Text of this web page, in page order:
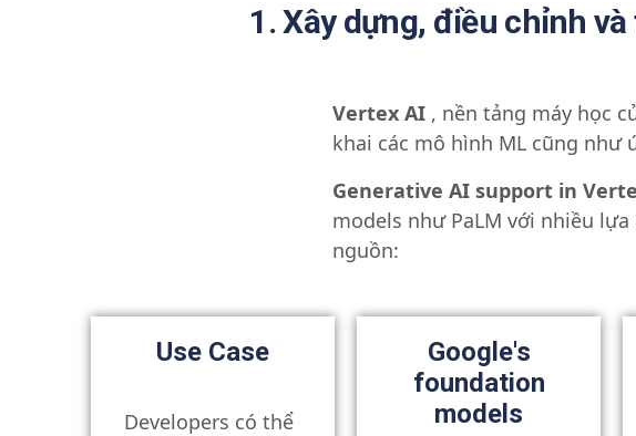
1. Xây dựng, điều chỉnh
Vertex AI , nền tảng máy học
khai các mô hình ML cũng như
Generative AI support in
models như PaLM với nhiều
nguồn:
Use Case
Developers có thể
Google's
foundation
models